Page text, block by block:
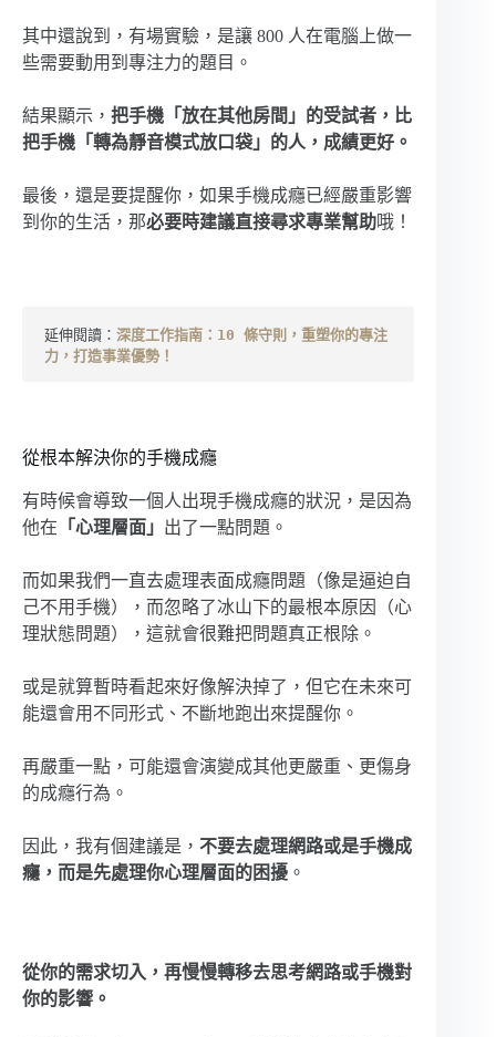
其中還說到，有場實驗，是讓 800 人在電腦上做一
些需要動用到專注力的題目。
結果顯示， 把手機「放在其他房間」的受試者，比
把手機「轉為靜音模式放口袋」的人，成績更好。
最後，還是要提醒你，如果手機成癮已經嚴重影響
到你的生活，那必要時建議直接尋求專業幫助哦！
延伸閱讀： 深度工作指南：10 條守則，重塑你的專注
力，打造事業優勢！
從根本解決你的手機成癮
有時候會導致一個人出現手機成癮的狀況，是因為
他在 「心理層面」 出了一點問題。
而如果我們一直去處理表面成癮問題（像是逼迫自
己不用手機），而忽略了冰山下的最根本原因（心
理狀態問題），這就會很難把問題真正根除。
或是就算暫時看起來好像解決掉了，但它在未來可
能還會用不同形式、不斷地跑出來提醒你。
再嚴重一點，可能還會演變成其他更嚴重、更傷身
的成癮行為。
因此，我有個建議是， 不要去處理網路或是手機成
癮，而是先處理你心理層面的困擾 。
從你的需求切入，再慢慢轉移去思考網路或手機對
你的影響。